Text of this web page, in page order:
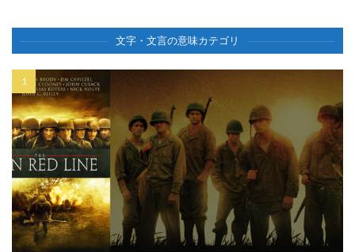
文字・文言の意味カテゴリ